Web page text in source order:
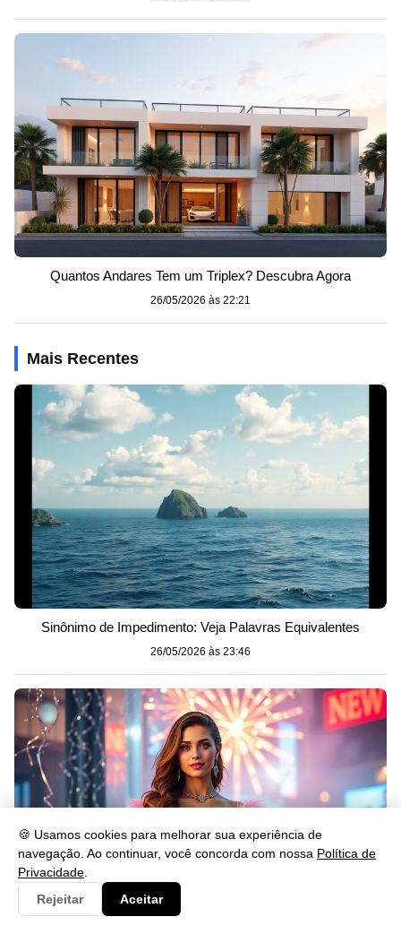
🍪 Usamos cookies para melhorar sua experiência de
navegação. Ao continuar, você concorda com nossa Política de
Privacidade
Rejeitar
Aceitar
Quantos Andares Tem um Triplex? Descubra Agora
26/05/2026 às 22:21
Mais Recentes
Sinônimo de Impedimento: Veja Palavras Equivalentes
26/05/2026 às 23:46